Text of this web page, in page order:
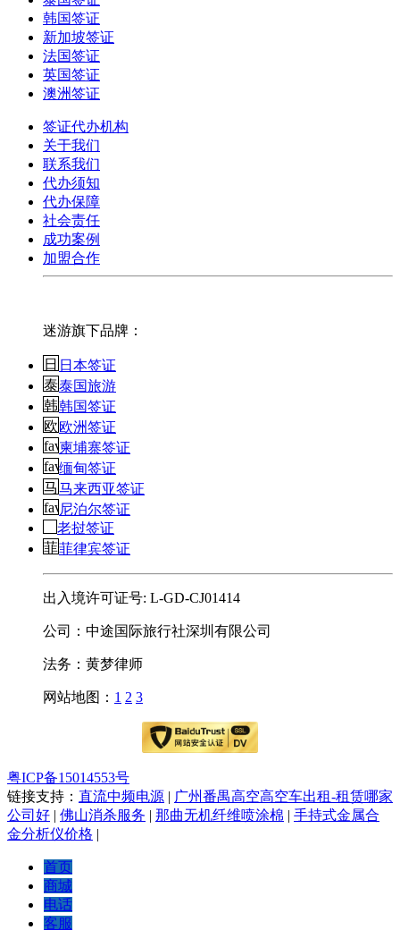
韩国签证
新加坡签证
法国签证
英国签证
澳洲签证
签证代办机构
关于我们
联系我们
代办须知
代办保障
社会责任
成功案例
加盟合作
迷游旗下品牌：
日本签证
泰国旅游
韩国签证
欧洲签证
柬埔寨签证
缅甸签证
马来西亚签证
尼泊尔签证
老挝签证
菲律宾签证
出入境许可证号: L-GD-CJ01414
公司：中途国际旅行社深圳有限公司
法务：黄梦律师
网站地图： 1 2 3
粤ICP备15014553号
链接支持： 直流中频电源 | 广州番禺高空高空车出租-租赁哪家
公司好 | 佛山消杀服务 | 那曲无机纤维喷涂棉 | 手持式金属合
金分析仪价格 |
首页
商城
电话
客服